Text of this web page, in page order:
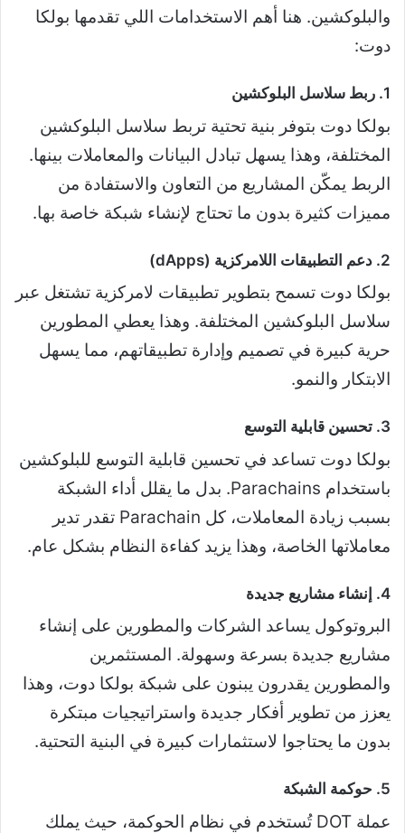
والبلوكشين. هنا أهم الاستخدامات اللي تقدمها بولكا
دوت:
1. ربط سلاسل البلوكشين
بولكا دوت بتوفر بنية تحتية تربط سلاسل البلوكشين
المختلفة، وهذا يسهل تبادل البيانات والمعاملات بينها.
الربط يمكّن المشاريع من التعاون والاستفادة من
مميزات كثيرة بدون ما تحتاج لإنشاء شبكة خاصة بها.
2. دعم التطبيقات اللامركزية (dApps)
بولكا دوت تسمح بتطوير تطبيقات لامركزية تشتغل عبر
سلاسل البلوكشين المختلفة. وهذا يعطي المطورين
حرية كبيرة في تصميم وإدارة تطبيقاتهم، مما يسهل
الابتكار والنمو.
3. تحسين قابلية التوسع
بولكا دوت تساعد في تحسين قابلية التوسع للبلوكشين
باستخدام Parachains. بدل ما يقلل أداء الشبكة
بسبب زيادة المعاملات، كل Parachain تقدر تدير
معاملاتها الخاصة، وهذا يزيد كفاءة النظام بشكل عام.
4. إنشاء مشاريع جديدة
البروتوكول يساعد الشركات والمطورين على إنشاء
مشاريع جديدة بسرعة وسهولة. المستثمرين
والمطورين يقدرون يبنون على شبكة بولكا دوت، وهذا
يعزز من تطوير أفكار جديدة واستراتيجيات مبتكرة
بدون ما يحتاجوا لاستثمارات كبيرة في البنية التحتية.
5. حوكمة الشبكة
عملة DOT تُستخدم في نظام الحوكمة، حيث يملك